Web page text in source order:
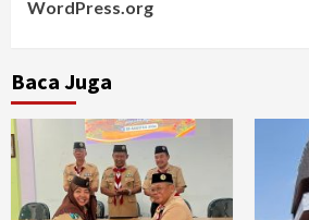
WordPress.org
Baca Juga